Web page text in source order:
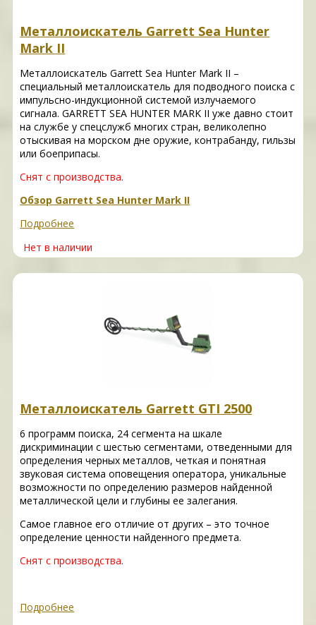
Металлоискатель Garrett Sea Hunter
Mark II
Металлоискатель Garrett Sea Hunter Mark II –
специальный металлоискатель для подводного поиска с
импульсно-индукционной системой излучаемого
сигнала. GARRETT SEA HUNTER MARK II уже давно стоит
на службе у спецслужб многих стран, великолепно
отыскивая на морском дне оружие, контрабанду, гильзы
или боеприпасы.
Снят с производства.
Обзор Garrett Sea Hunter Mark II
Подробнее
Нет в наличии
Металлоискатель Garrett GTI 2500
6 программ поиска, 24 сегмента на шкале
дискриминации с шестью сегментами, отведенными для
определения черных металлов, четкая и понятная
звуковая система оповещения оператора, уникальные
возможности по определению размеров найденной
металлической цели и глубины ее залегания.
Самое главное его отличие от других – это точное
определение ценности найденного предмета.
Снят с производства.
Подробнее